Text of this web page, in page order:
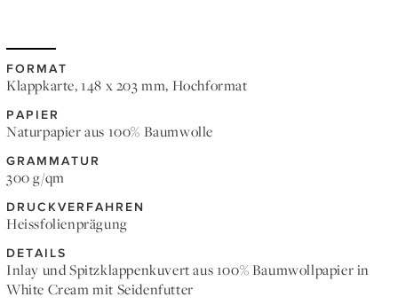
FORMAT
Klappkarte, 148 x 203 mm, Hochformat
PAPIER
Naturpapier aus 100% Baumwolle
GRAMMATUR
300 g/qm
DRUCKVERFAHREN
Heissfolienprägung
DETAILS
Inlay und Spitzklappenkuvert aus 100% Baumwollpapier in
White Cream mit Seidenfutter